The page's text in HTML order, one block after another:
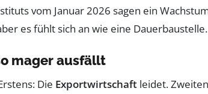
vom Januar 2026 sagen ein
es fühlt sich an wie eine Dauerbaustelle.
mager ausfällt
Die Exportwirtschaft leidet.